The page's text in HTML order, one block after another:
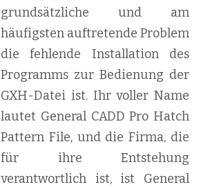
grundsätzliche und am
häufigsten auftretende Problem
die fehlende Installation des
Programms zur Bedienung der
GXH-Datei ist. Ihr voller Name
lautet General CADD Pro Hatch
Pattern File, und die Firma, die
für ihre Entstehung
verantwortlich ist, ist General